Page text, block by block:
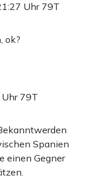
Uhr 79T
ok?
Uhr 79T
Spanien
einen Gegner